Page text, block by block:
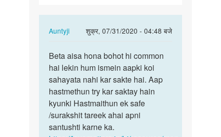
Auntyji
शुक्र, 07/31/2020 - 04:48 बजे
In
to
Main
sex
karma
chahta
hu
by
Beta
aisa
hona
bohot
hi…
Beta aisa hona bohot hi common
hai lekin hum ismein aapki koi
sahayata nahi kar sakte hai. Aap
hastmethun try kar saktay hain
kyunki Hastmaithun ek safe
/surakshit tareek ahai apni
santushti karne ka.